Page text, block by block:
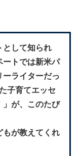
として知られ
ートでは新米パ
ーライターだっ
子育てエッセ
」が、このたび
もが教えてくれ